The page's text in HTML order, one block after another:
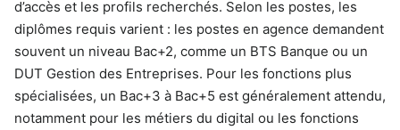
d’accès et les profils recherchés. Selon les postes, les
diplômes requis varient : les postes en agence demandent
souvent un niveau Bac+2, comme un BTS Banque ou un
DUT Gestion des Entreprises. Pour les fonctions plus
spécialisées, un Bac+3 à Bac+5 est généralement attendu,
notamment pour les métiers du digital ou les fonctions